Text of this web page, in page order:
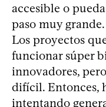
accesible o
paso muy
Los proyectos
funcionar súper
innovadores,
difícil. Entonces,
intentando